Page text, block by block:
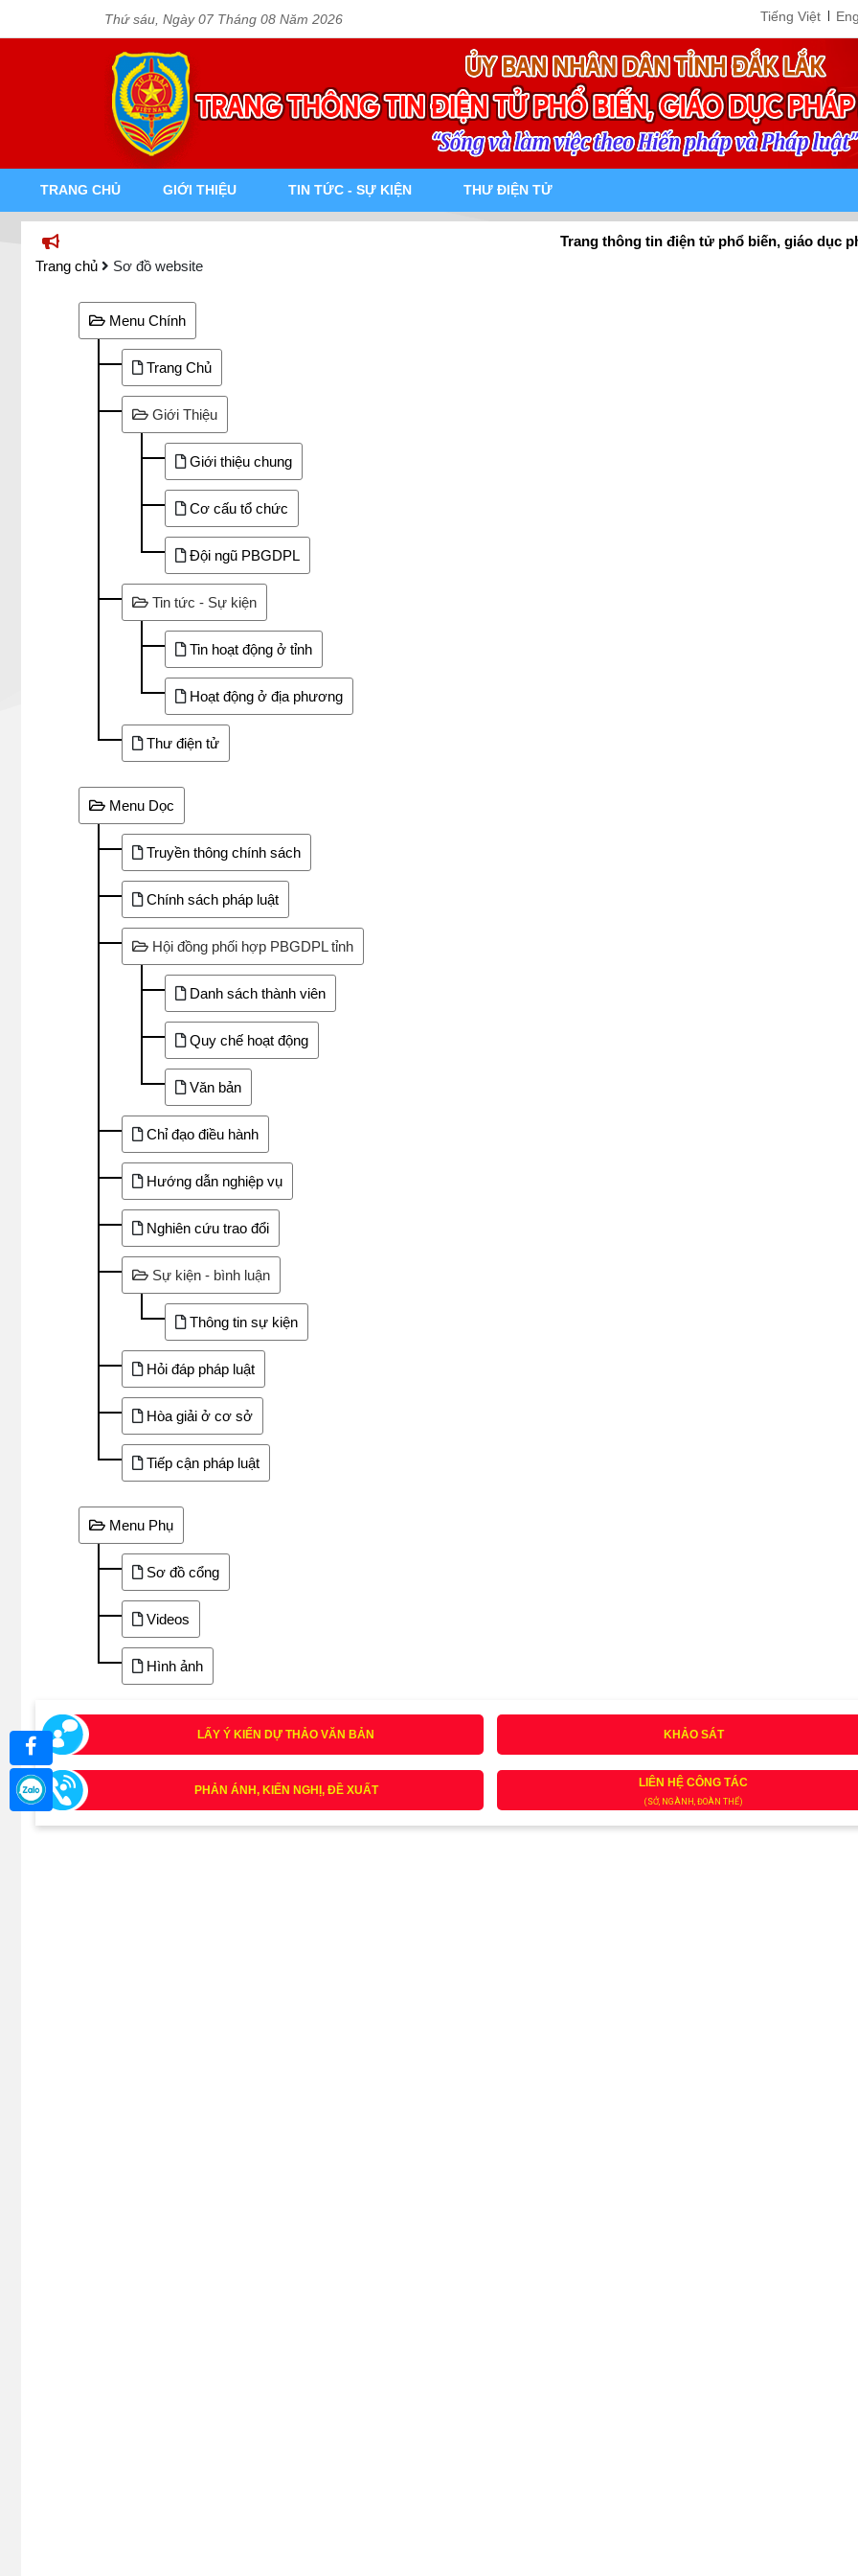
Thứ sáu, Ngày 07 Tháng 08 Năm 2026 Tiếng Việt
TRANG CHỦ GIỚI THIỆU TIN TỨC - SỰ KIỆN THƯ ĐIỆN TỬ
Trang thông tin điện tử phổ biến, giáo dục pháp luật
Trang chủ
Sơ đồ website
Menu Chính
Trang Chủ
Giới Thiệu
Giới thiệu chung
Cơ cấu tổ chức
Đội ngũ PBGDPL
Tin tức - Sự kiện
Tin hoạt động ở tỉnh
Hoạt động ở địa phương
Thư điện tử
Menu Dọc
Truyền thông chính sách
Chính sách pháp luật
Hội đồng phối hợp PBGDPL tỉnh
Danh sách thành viên
Quy chế hoạt động
Văn bản
Chỉ đạo điều hành
Hướng dẫn nghiệp vụ
Nghiên cứu trao đổi
Sự kiện - bình luận
Thông tin sự kiện
Hỏi đáp pháp luật
Hòa giải ở cơ sở
Tiếp cận pháp luật
Menu Phụ
Sơ đồ cổng
Videos
Hình ảnh
LẤY Ý KIẾN DỰ THẢO VĂN BẢN KHẢO SÁT
PHẢN ÁNH, KIẾN NGHỊ, ĐỀ XUẤT
LIÊN HỆ CÔNG TÁC
(SỞ, NGÀNH, ĐOÀN THỂ)